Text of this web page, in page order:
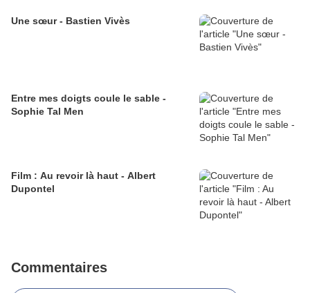
Une sœur - Bastien Vivès
Entre mes doigts coule le sable -
Sophie Tal Men
Film : Au revoir là haut - Albert
Dupontel
Commentaires